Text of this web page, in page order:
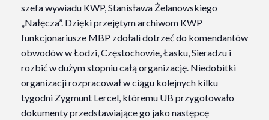
szefa wywiadu KWP, Stanisława Żelanowskiego
„Nałęcza”. Dzięki przejętym archiwom KWP
funkcjonariusze MBP zdołali dotrzeć do komendantów
obwodów w Łodzi, Częstochowie, Łasku, Sieradzu i
rozbić w dużym stopniu całą organizację. Niedobitki
organizacji rozpracował w ciągu kolejnych kilku
tygodni Zygmunt Lercel, któremu UB przygotowało
dokumenty przedstawiające go jako następcę